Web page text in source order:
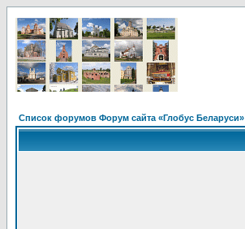
Список форумов Форум сайта «Глобус Беларуси»